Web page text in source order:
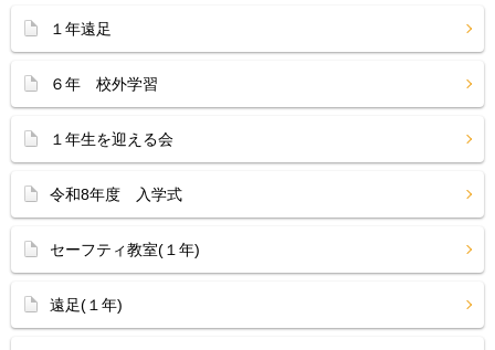
１年遠足
６年 校外学習
１年生を迎える会
令和8年度 入学式
セーフティ教室(１年)
遠足(１年)